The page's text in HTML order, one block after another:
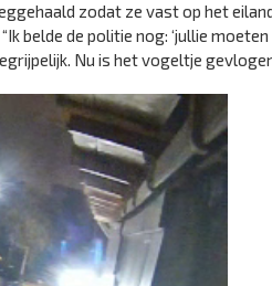
zodat ze vast op het
belde de politie nog: ‘jullie moeten
Nu is het vogeltje